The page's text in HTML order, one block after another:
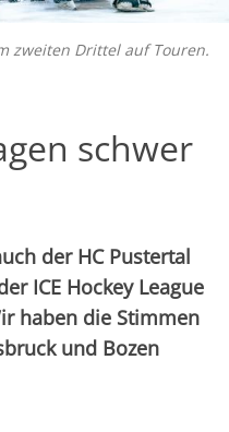
zweiten Drittel auf Touren.
schwer
der HC Pustertal
ICE Hockey League
haben die Stimmen
und Bozen